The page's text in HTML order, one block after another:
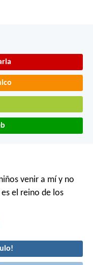
venir a mí y no
el reino de los